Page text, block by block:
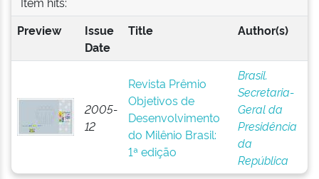
Preview
Issue
Date
Title Author(s)
2005-
12
Revista Prêmio
Objetivos de
Desenvolvimento
do Milênio Brasil:
1ª edição
Brasil.
Secretaria-
Geral da
Presidência
da
República